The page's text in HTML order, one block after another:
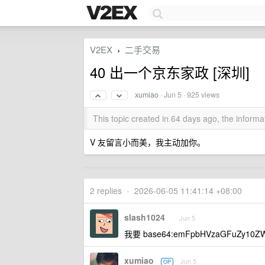
V2EX › 二手交易
40 出一个京东家政 [深圳]
xumiao ·Jun 5 · 925 views
This topic created in 64 days ago, the
V 友留言小而美，我主动加你。
2 replies • 2026-06-05 11:41:14 +08:00
slash1024 Jun 5
我要
xumiao OP Jun 5